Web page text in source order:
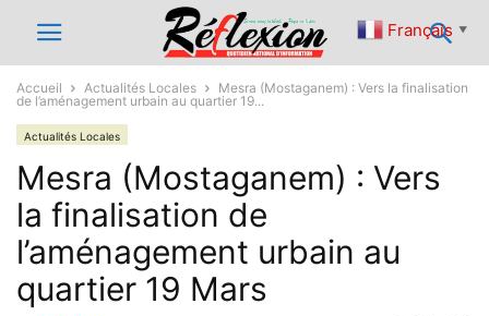
Accueil Actualités Locales
Mesra (Mostaganem) : Vers la finalisation
de l’aménagement urbain au quartier 19...
Actualités Locales
Mesra (Mostaganem) : Vers
la finalisation de
l’aménagement urbain au
quartier 19 Mars
Français ▼